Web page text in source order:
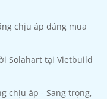
chịu áp đáng mua
Solahart tại Vietbuild
chịu áp - Sang trọng,